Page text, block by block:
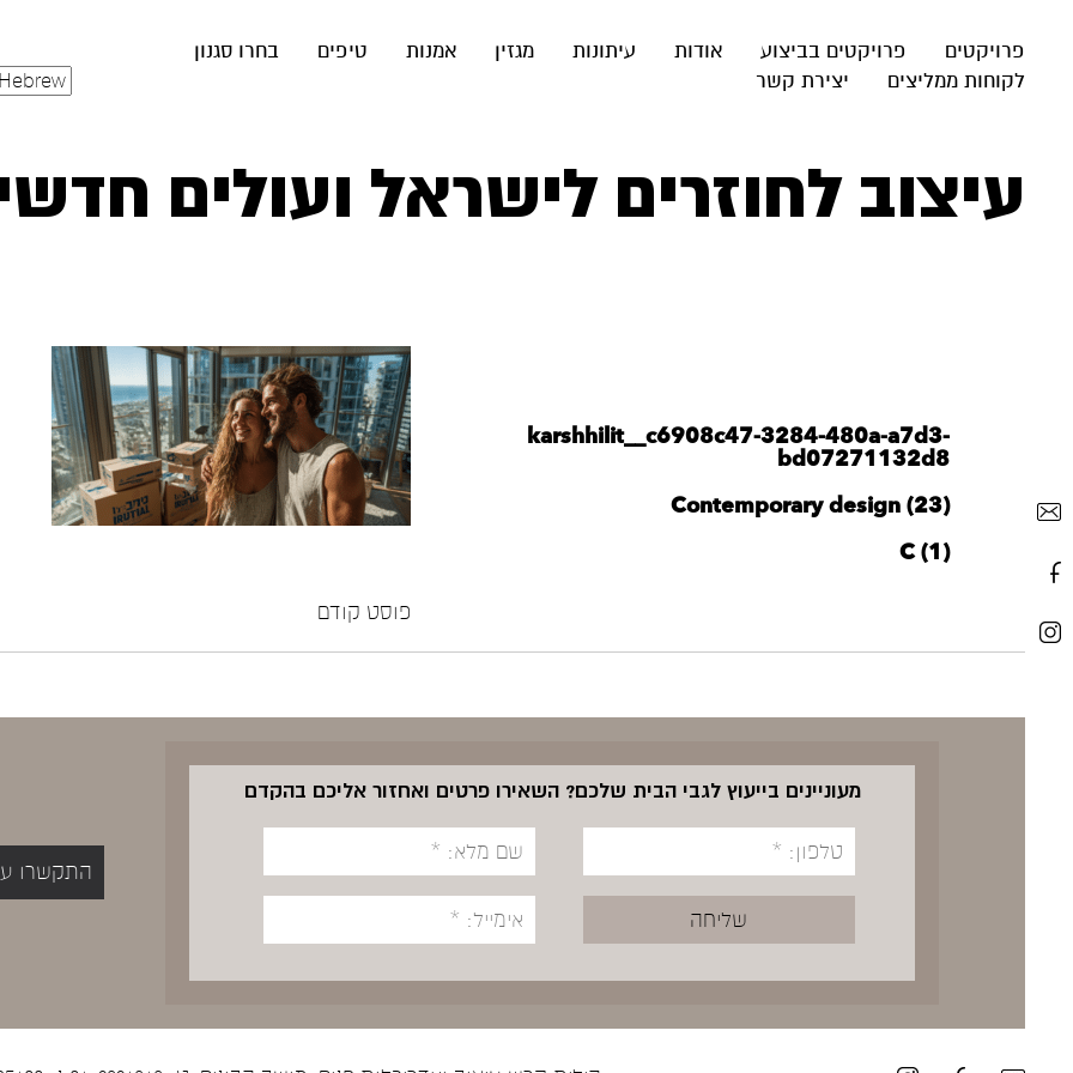
פרויקטים פרויקטים בביצוע אודות עיתונות מגזין אמנות טיפים
בחרו סגנון
לקוחות ממליצים
יצירת קשר
עיצוב לחוזרים לישראל ועולים
karshhilit__c6908c47-3284-480a-a7d3-
bd07271132d8
Contemporary design (23)
C (1)
פוסט קודם
מעוניינים בייעוץ לגבי הבית שלכם? השאירו פרטים ואחזור אליכם בהקדם
התקשרו עכשיו